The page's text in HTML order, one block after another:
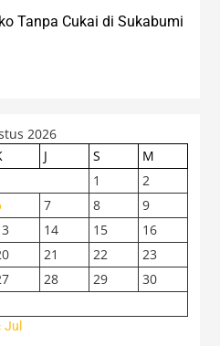
Tanpa Cukai di Sukabumi
2026
J S
M
1
2
7 8
9
14 15
16
21 22
23
28 29
30
Jul